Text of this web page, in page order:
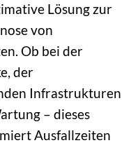
Lösung zur
von
Ob bei der
der
Infrastrukturen
– dieses
Ausfallzeiten